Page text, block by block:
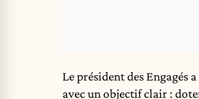
Le président des Engagés
avec un objectif clair :